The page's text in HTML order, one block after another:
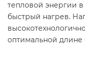
тепловой энергии
быстрый нагрев.
оптимальной длине